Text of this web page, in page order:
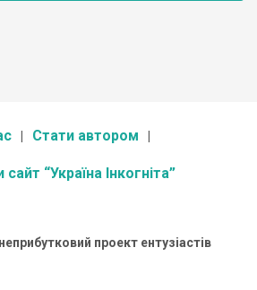
Стати автором
“Україна Інкогніта”
проект ентузіастів